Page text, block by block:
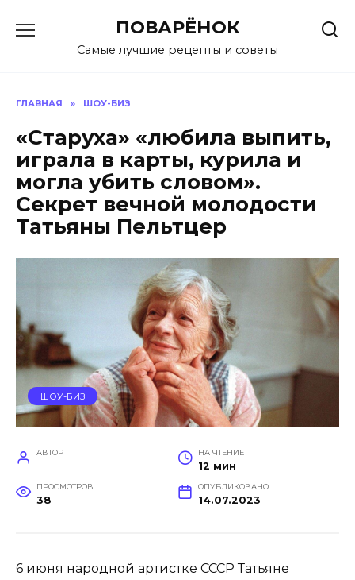
содержанию
ПОВАРЁНОК
Самые лучшие рецепты и советы
ГЛАВНАЯ » ШОУ-БИЗ
«Старуха» «любила выпить,
играла в карты, курила и
могла убить словом».
Секрет вечной молодости
Татьяны Пельтцер
ШОУ-БИЗ
АВТОР НА ЧТЕНИЕ
12 мин
ПРОСМОТРОВ
38
ОПУБЛИКОВАНО
14.07.2023
6 июня народной артистке СССР Татьяне